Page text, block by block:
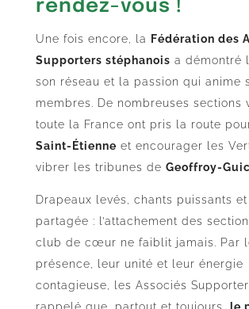
rendez-vous !
Une fois encore, la
Fédération des
Supporters stéphanois a démontré
son réseau et la passion qui anime
membres. De nombreuses sections
toute la France ont pris la route
Saint-Étienne et encourager les
vibrer les tribunes de Geoffroy-
Drapeaux levés, chants puissants
partagée : l’attachement des
club de cœur ne faiblit jamais. Par
présence, leur unité et leur énergie
contagieuse, les Associés